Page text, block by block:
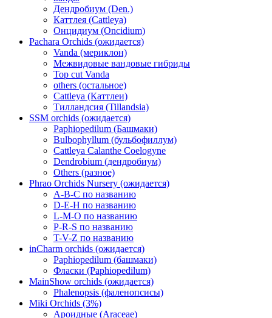
Дендробиум (Den.)
Каттлея (Cattleya)
Онцидиум (Oncidium)
Pachara Orchids (ожидается)
Vanda (мериклон)
Межвидовые вандовые гибриды
Top cut Vanda
others (остальное)
Cattleya (Каттлеи)
Тилландсия (Tillandsia)
SSM orchids (ожидается)
Paphiopedilum (Башмаки)
Bulbophyllum (бульбофиллум)
Cattleya Calanthe Coelogyne
Dendrobium (дендробиум)
Others (разное)
Phrao Orchids Nursery (ожидается)
A-B-C по названию
D-E-H по названию
L-M-O по названию
P-R-S по названию
T-V-Z по названию
inCharm orchids (ожидается)
Paphiopedilum (башмаки)
Фласки (Paphiopedilum)
MainShow orchids (ожидается)
Phalenopsis (фаленопсисы)
Miki Orchids (3%)
Ароидные (Araceae)